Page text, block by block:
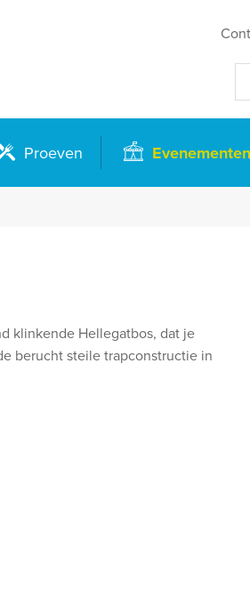
Proeven Evenementen
klinkende Hellegatbos, dat je
berucht steile trapconstructie in